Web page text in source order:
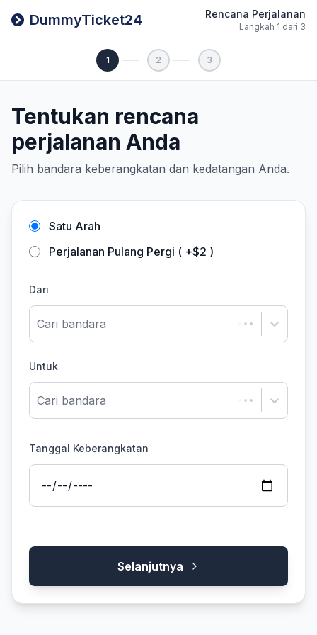
DummyTicket24 Rencana Perjalanan
Langkah 1 dari 3
1 2 3
Tentukan rencana
perjalanan Anda
Pilih bandara keberangkatan dan kedatangan Anda.
Satu Arah
Perjalanan Pulang Pergi ( +$2 )
Dari
Cari bandara
Untuk
Cari bandara
Tanggal Keberangkatan
Selanjutnya